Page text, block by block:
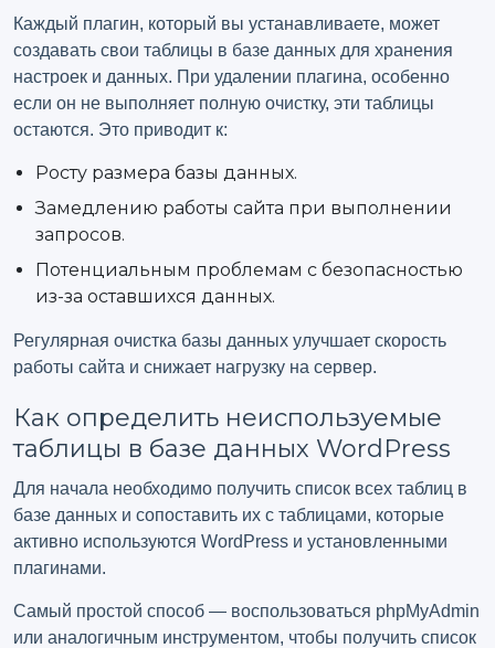
Каждый плагин, который вы устанавливаете, может
создавать свои таблицы в базе данных для хранения
настроек и данных. При удалении плагина, особенно
если он не выполняет полную очистку, эти таблицы
остаются. Это приводит к:
Росту размера базы данных.
Замедлению работы сайта при выполнении
запросов.
Потенциальным проблемам с безопасностью
из-за оставшихся данных.
Регулярная очистка базы данных улучшает скорость
работы сайта и снижает нагрузку на сервер.
Как определить неиспользуемые
таблицы в базе данных WordPress
Для начала необходимо получить список всех таблиц в
базе данных и сопоставить их с таблицами, которые
активно используются WordPress и установленными
плагинами.
Самый простой способ — воспользоваться phpMyAdmin
или аналогичным инструментом, чтобы получить список